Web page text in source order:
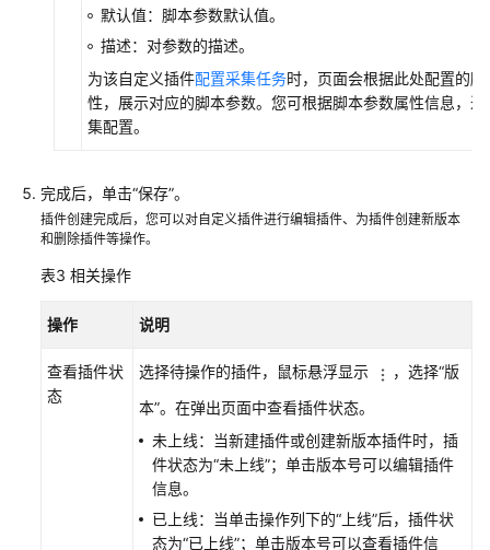
（阿
域）
API
参
（阿
扎
比
默认值：脚本参数默认值。
描述：对参数的描述。
为该自定义插件配置采集任务时，页面会根据此处配置的
性，展示对应的脚本参数。您可根据脚本参数属性信息，进
集配置。
完成后，单击“保存”。
插件创建完成后，您可以对自定义插件进行编辑插件、为插件创建新版本
和删除插件等操作。
表3 相关操作
操作 说明
查看插件状
态
选择待操作的插件，鼠标悬浮显示
，选择“版
本”。在弹出页面中查看插件状态。
未上线：当新建插件或创建新版本插件时，插
件状态为“未上线”；单击版本号可以编辑插件
信息。
已上线：当单击操作列下的“上线”后，插件状
态为“已上线”；单击版本号可以查看插件信